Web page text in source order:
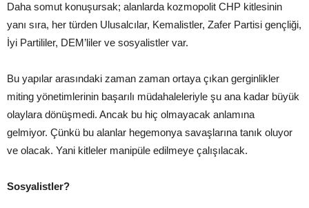
Daha somut konuşursak; alanlarda kozmopolit CHP kitlesinin
yanı sıra, her türden Ulusalcılar, Kemalistler, Zafer Partisi gençliği,
İyi Partililer, DEM’liler ve sosyalistler var.
Bu yapılar arasındaki zaman zaman ortaya çıkan gerginlikler
miting yönetimlerinin başarılı müdahaleleriyle şu ana kadar büyük
olaylara dönüşmedi. Ancak bu hiç olmayacak anlamına
gelmiyor. Çünkü bu alanlar hegemonya savaşlarına tanık oluyor
ve olacak. Yani kitleler manipüle edilmeye çalışılacak.
Sosyalistler?